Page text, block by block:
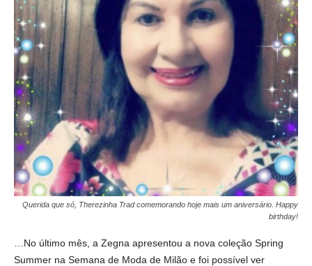
Querida que só, Therezinha Trad comemorando hoje mais um aniversário. Happy
birthday!
…No último mês, a Zegna apresentou a nova coleção Spring
Summer na Semana de Moda de Milão e foi possível ver